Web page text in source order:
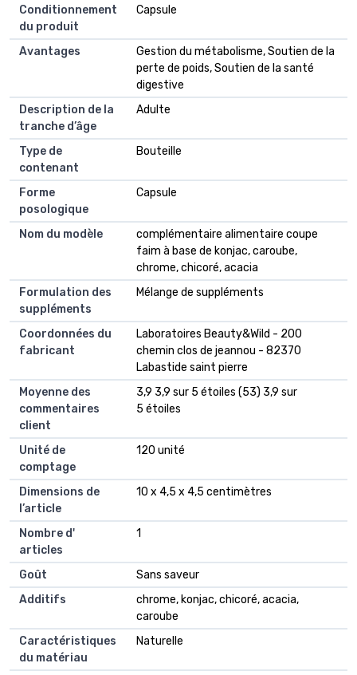
Conditionnement
du produit
Capsule
Avantages
Gestion du métabolisme, Soutien de la
perte de poids, Soutien de la santé
digestive
Description de la
tranche d’âge
Adulte
Type de
contenant
Bouteille
Forme
posologique
Capsule
Nom du modèle
complémentaire alimentaire coupe
faim à base de konjac, caroube,
chrome, chicoré, acacia
Formulation des
suppléments
Mélange de suppléments
Coordonnées du
fabricant
Laboratoires Beauty&Wild - 200
chemin clos de jeannou - 82370
Labastide saint pierre
Moyenne des
commentaires
client
3,9 3,9 sur 5 étoiles (53) 3,9 sur
5 étoiles
Unité de
comptage
120 unité
Dimensions de
l’article
10 x 4,5 x 4,5 centimètres
Nombre d'
articles
1
Goût
Sans saveur
Additifs
chrome, konjac, chicoré, acacia,
caroube
Caractéristiques
du matériau
Naturelle